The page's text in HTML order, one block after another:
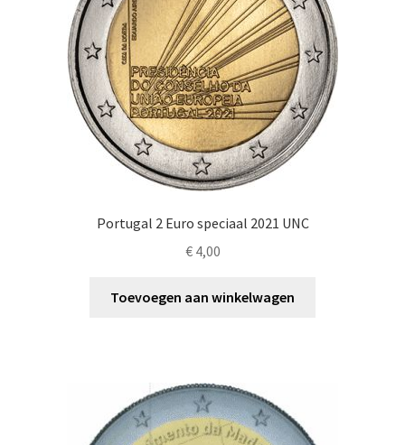
Portugal 2 Euro speciaal 2021 UNC
€4,00
Toevoegen aan winkelwagen